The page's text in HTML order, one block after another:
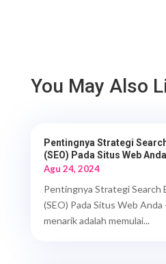
You May Also
Pentingnya Strategi
(SEO) Pada Situs Web Anda
Agu 24, 2024
Pentingnya Strategi Search
(SEO) Pada Situs Web
menarik adalah memulai...